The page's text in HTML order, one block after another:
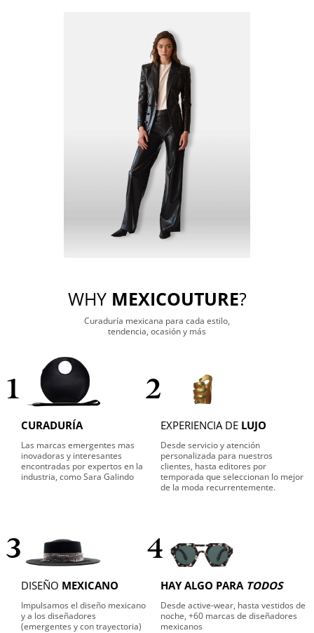
WHY MEXICOUTURE?
Curaduría mexicana para cada estilo,
tendencia, ocasión y más
1
CURADURÍA
Las marcas emergentes mas
inovadoras y interesantes
encontradas por expertos en la
industria, como Sara Galindo
2
EXPERIENCIA DE LUJO
Desde servicio y atención
personalizada para nuestros
clientes, hasta editores por
temporada que seleccionan lo mejor
de la moda recurrentemente.
3
DISEÑO MEXICANO
Impulsamos el diseño mexicano
y a los diseñadores
(emergentes y con trayectoria)
4
HAY ALGO PARA TODOS
Desde active-wear, hasta vestidos de
noche, +60 marcas de diseñadores
mexicanos